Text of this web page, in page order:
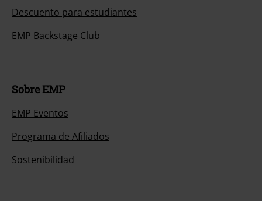
Descuento para estudiantes
EMP Backstage Club
Sobre EMP
EMP Eventos
Programa de Afiliados
Sostenibilidad